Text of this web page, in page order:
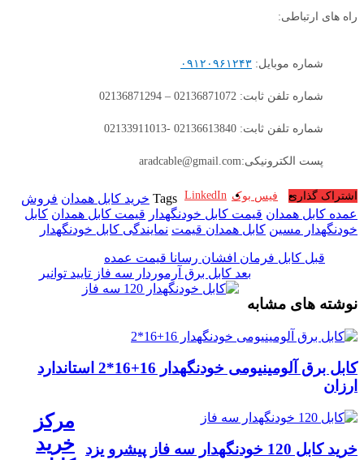
راه های ارتباطی:
شماره موبایل: ۰۹۱۲۰۹۶۱۲۴۳
شماره تلفن ثابت: 02136871072 – 02136871294
شماره تلفن ثابت: 02136613840 -02133911013
پست الکترونیکی:aradcable@gmail.com
اشتراک گذاری فیس بوک LinkedIn
Tags خرید کابل همدان فروش
عمده کابل همدان قیمت کابل خودنگهدار قیمت کابل همدان کابل
خودنگهدار مسین کابل همدان قیمت نمایندگی کابل خودنگهدار
قبل کابل فرمان افشان رسانا قیمت عمده
بعد کابل برق آرموردار سه فاز تایید توانیر
نوشته های مشابه
کابل برق آلومینیومی خودنگهدار 16+16*2 استاندارد
ارزان
خرید کابل 120 خودنگهدار سه فاز پیشرو یزد
مرکز
خرید